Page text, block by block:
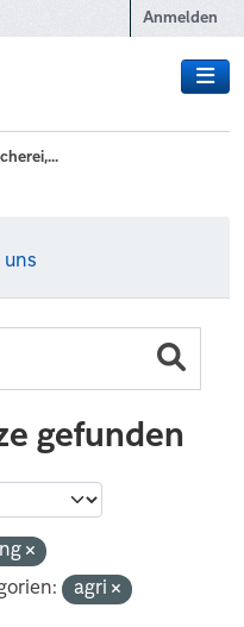
Anmelden
uns
gefunden
agri